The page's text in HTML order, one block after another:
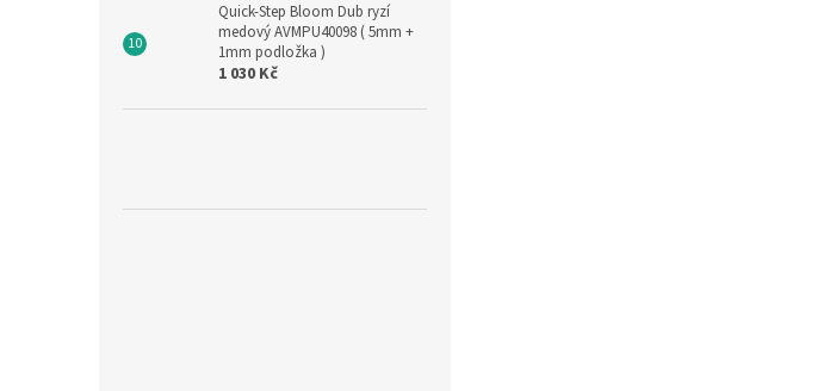
Quick-Step Bloom Dub ryzí
medový AVMPU40098 ( 5mm +
1mm podložka )
1 030 Kč